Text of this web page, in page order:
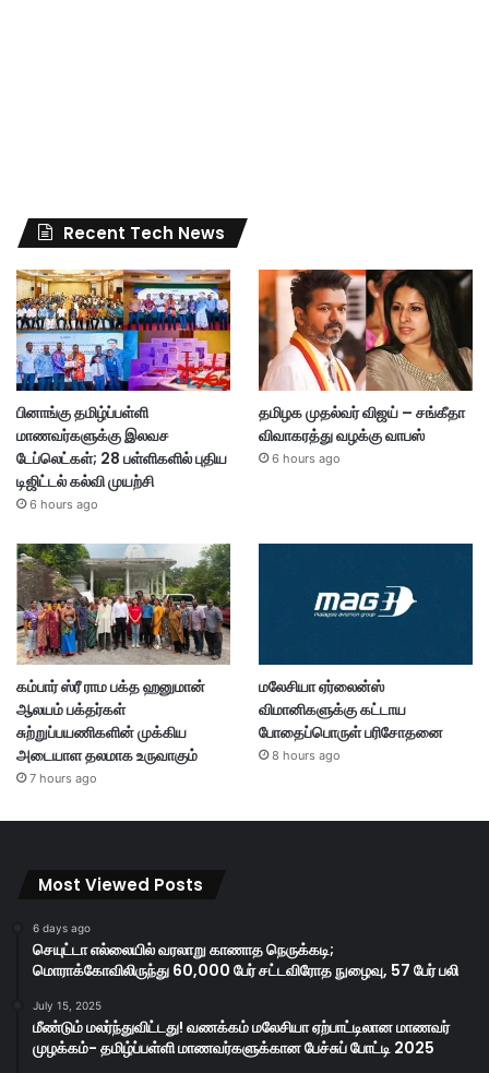
Recent Tech News
பினாங்கு தமிழ்ப்பள்ளி
மாணவர்களுக்கு இலவச
டேப்லெட்கள்; 28 பள்ளிகளில் புதிய
டிஜிட்டல் கல்வி முயற்சி
6 hours ago
தமிழக முதல்வர் விஜய் – சங்கீதா
விவாகரத்து வழக்கு வாபஸ்
6 hours ago
கம்பார் ஸ்ரீ ராம பக்த ஹனுமான்
ஆலயம் பக்தர்கள்
சுற்றுப்பயணிகளின் முக்கிய
அடையாள தலமாக உருவாகும்
7 hours ago
மலேசியா ஏர்லைன்ஸ்
விமானிகளுக்கு கட்டாய
போதைப்பொருள் பரிசோதனை
8 hours ago
Most Viewed Posts
6 days ago
செயுட்டா எல்லையில் வரலாறு காணாத நெருக்கடி;
மொராக்கோவிலிருந்து 60,000 பேர் சட்டவிரோத நுழைவு, 57 பேர் பலி
July 15, 2025
மீண்டும் மலர்ந்துவிட்டது! வணக்கம் மலேசியா ஏற்பாட்டிலான மாணவர்
முழக்கம்- தமிழ்ப்பள்ளி மாணவர்களுக்கான பேச்சுப் போட்டி 2025